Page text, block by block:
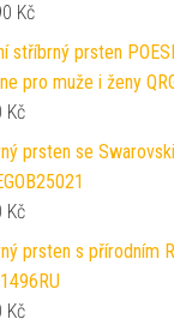
Kč
stříbrný prsten
pro muže i ženy
Kč
prsten se
Kč
prsten s přírodním
Kč